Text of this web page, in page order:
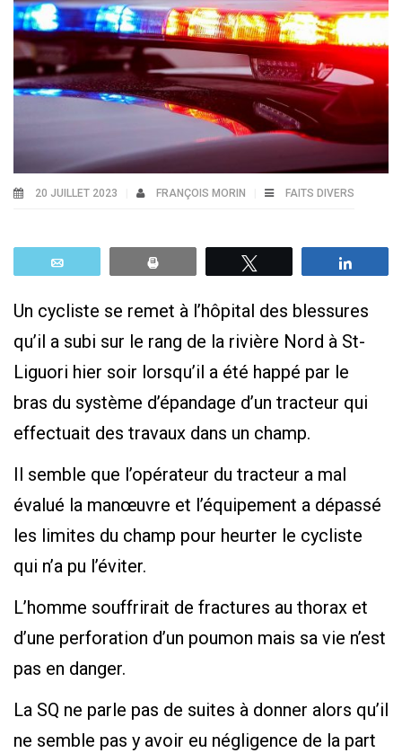
20 JUILLET 2023 FRANÇOIS MORIN FAITS DIVERS
Un cycliste se remet à l’hôpital des blessures
qu’il a subi sur le rang de la rivière Nord à St-
Liguori hier soir lorsqu’il a été happé par le
bras du système d’épandage d’un tracteur qui
effectuait des travaux dans un champ.
Il semble que l’opérateur du tracteur a mal
évalué la manœuvre et l’équipement a dépassé
les limites du champ pour heurter le cycliste
qui n’a pu l’éviter.
L’homme souffrirait de fractures au thorax et
d’une perforation d’un poumon mais sa vie n’est
pas en danger.
La SQ ne parle pas de suites à donner alors qu’il
ne semble pas y avoir eu négligence de la part